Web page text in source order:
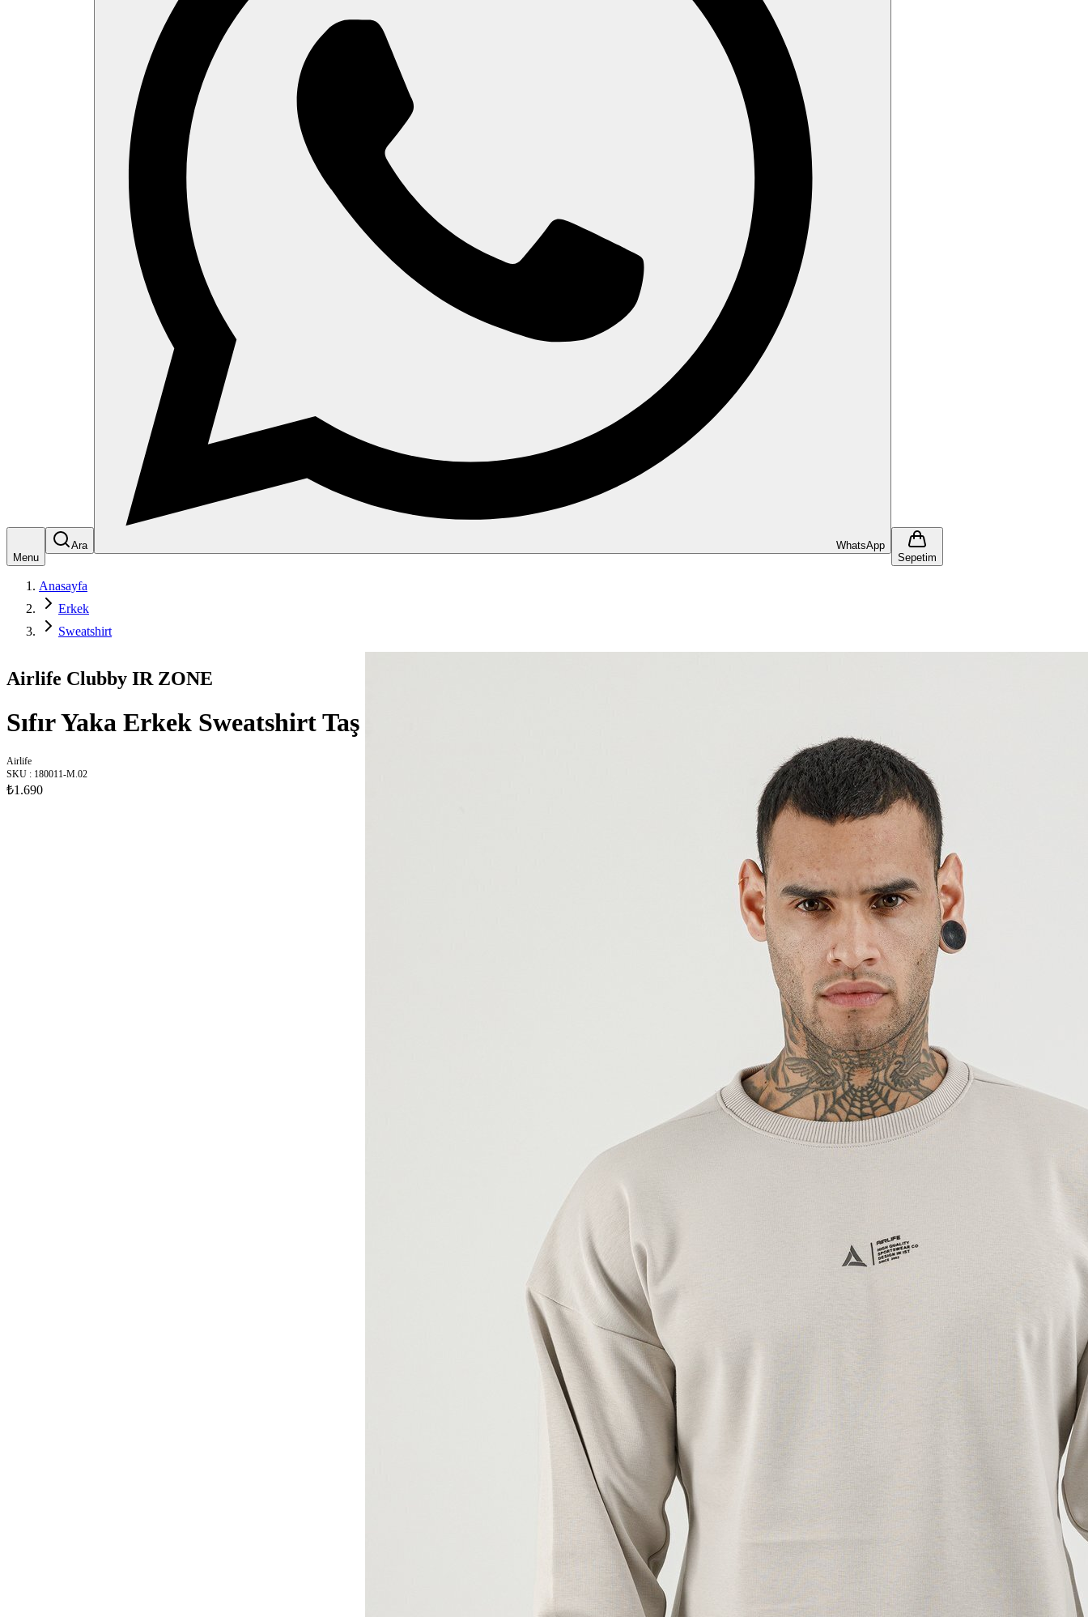
Menu
Ara
WhatsApp
Sepetim
Anasayfa
Erkek
Sweatshirt
Airlife Clubby IR ZONE
Sıfır Yaka Erkek Sweatshirt Taş
Airlife
SKU : 180011-M.02
₺1.690